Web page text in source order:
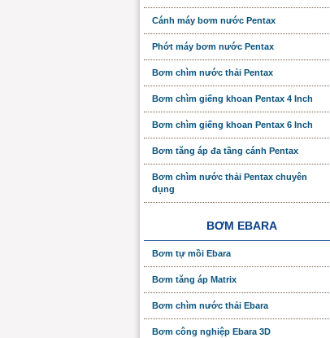
Cánh máy bơm nước Pentax
Phớt máy bơm nước Pentax
Bơm chìm nước thải Pentax
Bơm chìm giếng khoan Pentax 4 Inch
Bơm chìm giếng khoan Pentax 6 Inch
Bơm tăng áp đa tầng cánh Pentax
Bơm chìm nước thải Pentax chuyên
dụng
BƠM EBARA
Bơm tự mồi Ebara
Bơm tăng áp Matrix
Bơm chìm nước thải Ebara
Bơm công nghiệp Ebara 3D